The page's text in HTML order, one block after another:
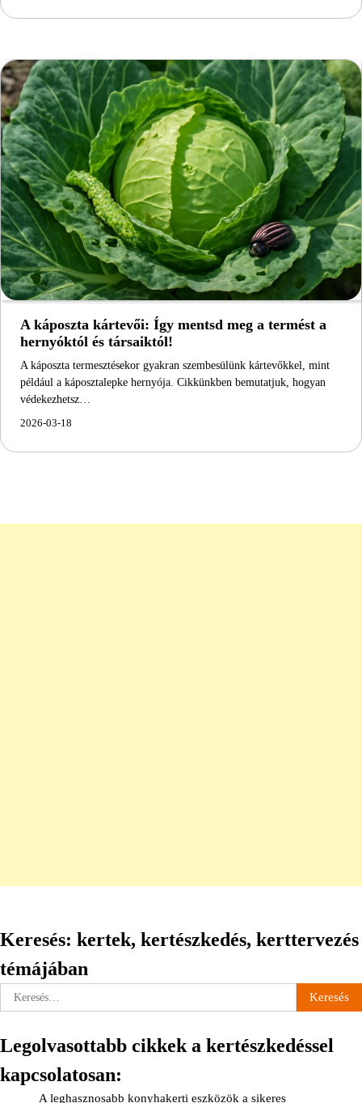
A káposzta kártevői: Így mentsd meg a termést a
hernyóktól és társaiktól!
A káposzta termesztésekor gyakran szembesülünk kártevőkkel, mint
például a káposztalepke hernyója. Cikkünkben bemutatjuk, hogyan
védekezhetsz…
2026-03-18
Keresés: kertek, kertészkedés, kerttervezés
témájában
Keresés:
Legolvasottabb cikkek a kertészkedéssel
kapcsolatosan:
A leghasznosabb konyhakerti eszközök a sikeres